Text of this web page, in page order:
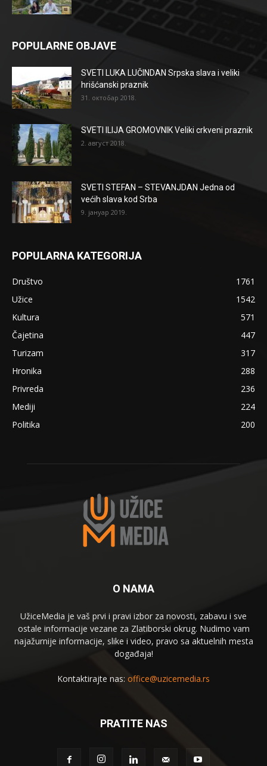
POPULARNE OBJAVE
SVETI LUKA LUČINDAN Srpska slava i veliki
hrišćanski praznik
31. октобар 2018.
SVETI ILIJA GROMOVNIK Veliki crkveni praznik
2. август 2018.
SVETI STEFAN – STEVANJDAN Jedna od
većih slava kod Srba
9. јануар 2019.
POPULARNA KATEGORIJA
Društvo
1761
Užice
1542
Kultura
571
Čajetina
447
Turizam
317
Hronika
288
Privreda
236
Mediji
224
Politika
200
O NAMA
UžiceMedia je vaš prvi i pravi izbor za novosti, zabavu i sve
ostale informacije vezane za Zlatiborski okrug. Nudimo vam
najažurnije informacije, slike i video, pravo sa aktuelnih mesta
događaja!
Kontaktirajte nas: office@uzicemedia.rs
PRATITE NAS